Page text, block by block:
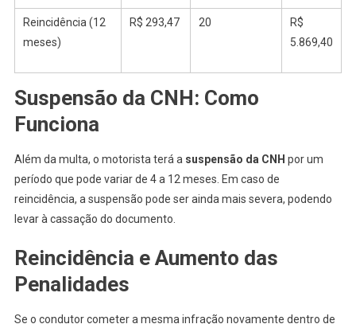
Reincidência (12
meses)
R$ 293,47 20
R$
5.869,40
Suspensão da CNH: Como
Funciona
Além da multa, o motorista terá a suspensão da CNH por um
período que pode variar de 4 a 12 meses. Em caso de
reincidência, a suspensão pode ser ainda mais severa, podendo
levar à cassação do documento.
Reincidência e Aumento das
Penalidades
Se o condutor cometer a mesma infração novamente dentro de